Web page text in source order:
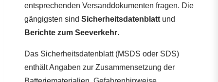
entsprechenden Versanddokumenten fragen. Die
gängigsten sind Sicherheitsdatenblatt und
Berichte zum Seeverkehr.
Das Sicherheitsdatenblatt (MSDS oder SDS)
enthält Angaben zur Zusammensetzung der